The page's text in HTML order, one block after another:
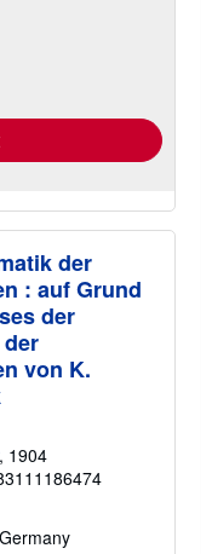
der
: auf Grund
der
von K.
, 1904